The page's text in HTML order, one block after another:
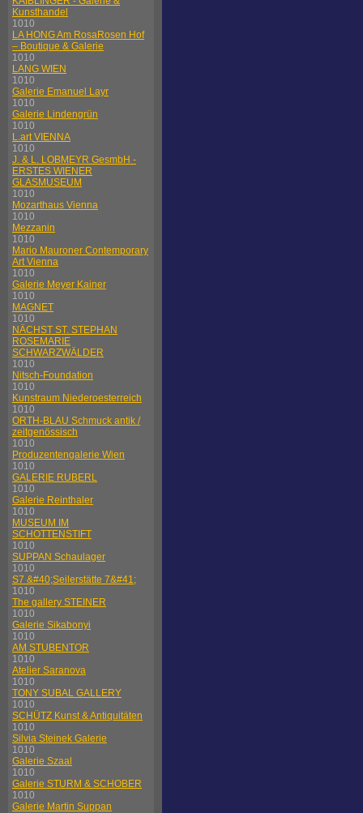
Kunsthandel
1010
LA HONG Am RosaRosen Hof
– Boutique & Galerie
1010
LANG WIEN
1010
Galerie Emanuel Layr
1010
Galerie Lindengrün
1010
L.art VIENNA
1010
J. & L. LOBMEYR GesmbH -
ERSTES WIENER
GLASMUSEUM
1010
Mozarthaus Vienna
1010
Mezzanin
1010
Mario Mauroner Contemporary
Art Vienna
1010
Galerie Meyer Kainer
1010
MAGNET
1010
NÄCHST ST. STEPHAN
ROSEMARIE
SCHWARZWÄLDER
1010
Nitsch-Foundation
1010
Kunstraum Niederoesterreich
1010
ORTH-BLAU Schmuck antik /
zeitgenössisch
1010
Produzentengalerie Wien
1010
GALERIE RUBERL
1010
Galerie Reinthaler
1010
MUSEUM IM
SCHOTTENSTIFT
1010
SUPPAN Schaulager
1010
S7 &#40;Seilerstätte 7&#41;
1010
The gallery STEINER
1010
Galerie Sikabonyi
1010
AM STUBENTOR
1010
Atelier Saranova
1010
TONY SUBAL GALLERY
1010
SCHÜTZ Kunst & Antiquitäten
1010
Silvia Steinek Galerie
1010
Galerie Szaal
1010
Galerie STURM & SCHOBER
1010
Galerie Martin Suppan